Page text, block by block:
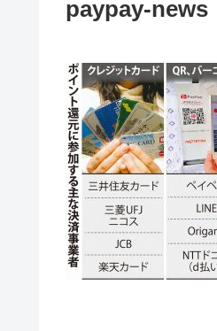
paypay-news